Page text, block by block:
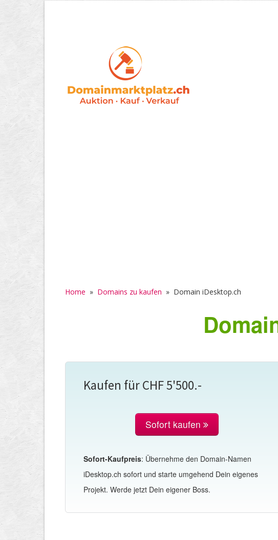
Home » Domains zu kaufen » Domain iDesktop.ch
Kaufen für CHF 5'500.-
Sofort kaufen
Sofort-Kaufpreis: Übernehme den Domain-Namen
iDesktop.ch sofort und starte umgehend Dein eigenes
Projekt. Werde jetzt Dein eigener Boss.